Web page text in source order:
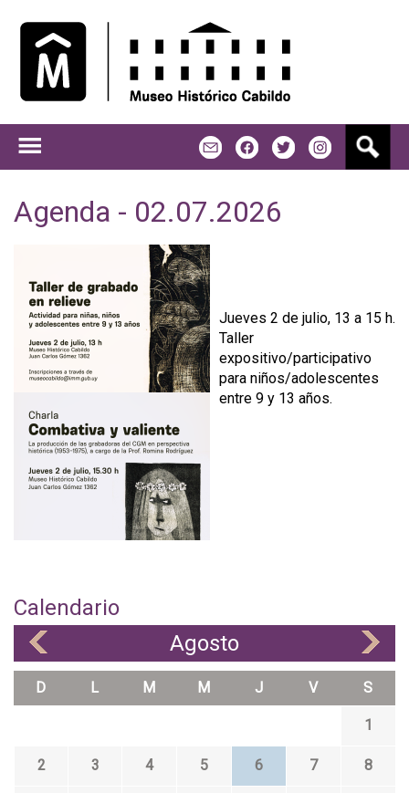
Agenda - 02.07.2026
Jueves 2 de julio, 13 a 15 h.
Taller
expositivo/participativo
para niños/adolescentes
entre 9 y 13 años.
Calendario
Agosto
D L M M J V S
1
2 3 4 5 6 7 8
s